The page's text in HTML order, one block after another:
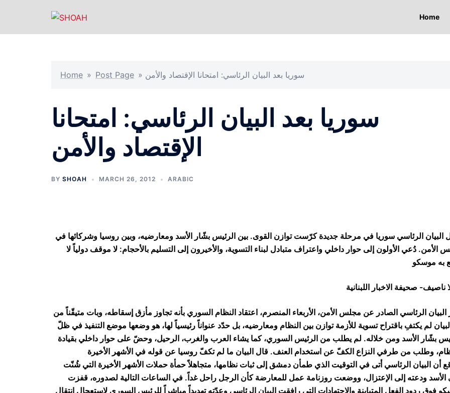
content
Home
Home » Post Page » سوريا بعد البيان الرئاسي: امتحانا الإقتصاد والأمن
سوريا بعد البيان الرئاسي: امتحانا
الإقتصاد والأمن
BY SHOAH MARCH 26, 2012 ARABIC
البيان الرئاسي سوريا في مرحلة جديدة كرّست توازن القوى. بين الرئيس بشّار الأسد ومعارضيه، وبين روسيا وشركائها في
الأمن. دُعي الأولون إلى حوار داخلي واعتراف متبادل لبناء التسوية، والأخيرون إلى التسليم بالأحجام: لا موقف دولياً لا
به موسكو
ناصيف- صحيفة الاخبار اللبنانية
الرئاسي الصادر عن مجلس الأمن، الأربعاء المنصرم، اعتقاد النظام السوري بأنه تجاوز مأزق إسقاطه، وبات متيقّناً من
لم يكتفِ باقتراح تسوية للأزمة توازن بين النظام ومعارضيه، بل حدّد عنواناً رئيسياً لها، هو وضعها موضع التنفيذ في ظلّ
بشّار الأسد ومن خلاله. لم يطلب من الرئيس السوري، كما يشاء العرب والغرب، الرحيل، وحضّ على حوار داخلي بقيادة
أن البيان الرئاسي أتى في التوقيت الذي طمأن دمشق إلى ثبات نظامها، متجاهلاً حمأة حملات الأشهر الأخيرة التي شُنّت
الأسد ودعته إلى الإعتزال، ووضعت روزنامة عمل للمعارضة كأن الرجل راحل غداً. في الساعات التالية لصدوره، قفزت
فوق ردود الفعل المتباينة والإجتهادات التي رافقت البيان الرئاسي وعدّته تهديداً مباشراً للرئيس السوري لاستعجال انتقال